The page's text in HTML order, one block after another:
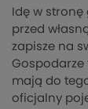
Idę w stronę
przed
zapisze na
Gospodarze
mają do
oficjalny